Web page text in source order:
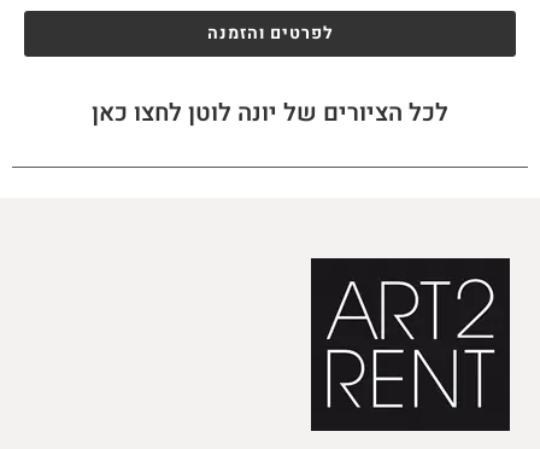
לפרטים והזמנה
לכל הציורים של יונה לוטן לחצו כאן